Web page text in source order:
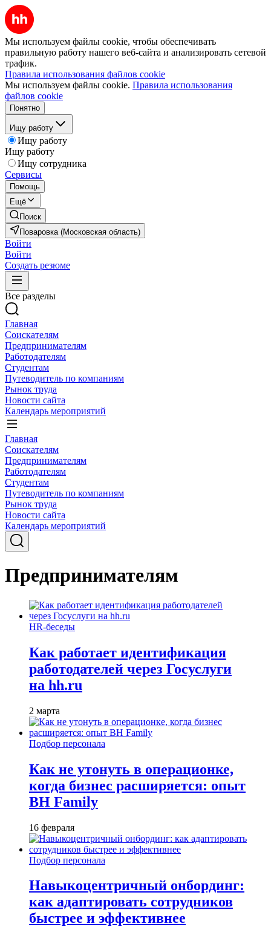
Мы используем файлы cookie, чтобы обеспечивать
правильную работу нашего веб-сайта и анализировать сетевой
трафик.
Правила использования файлов cookie
Мы используем файлы cookie. Правила использования
файлов cookie
Понятно
Ищу работу
Ищу работу
Ищу работу
Ищу сотрудника
Сервисы
Помощь
Ещё
Поиск
Поваровка (Московская область)
Войти
Войти
Создать резюме
Все разделы
Главная
Соискателям
Предпринимателям
Работодателям
Студентам
Путеводитель по компаниям
Рынок труда
Новости сайта
Календарь мероприятий
Главная
Соискателям
Предпринимателям
Работодателям
Студентам
Путеводитель по компаниям
Рынок труда
Новости сайта
Календарь мероприятий
Предпринимателям
HR-беседы
Как работает идентификация
работодателей через Госуслуги
на hh.ru
2 марта
Подбор персонала
Как не утонуть в операционке,
когда бизнес расширяется: опыт
BH Family
16 февраля
Подбор персонала
Навыкоцентричный онбординг:
как адаптировать сотрудников
быстрее и эффективнее